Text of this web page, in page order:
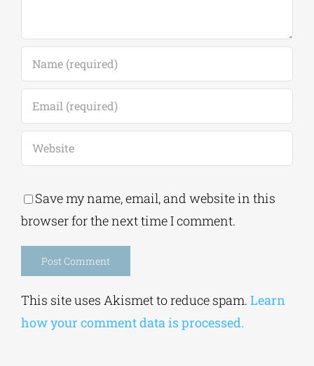
Save my name, email, and website in this
browser for the next time I comment.
This site uses Akismet to reduce spam. Learn
how your comment data is processed.